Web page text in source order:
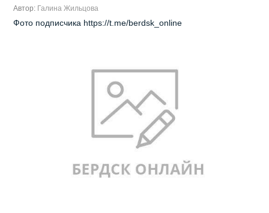
Автор: Галина Жильцова
Фото подписчика https://t.me/berdsk_online